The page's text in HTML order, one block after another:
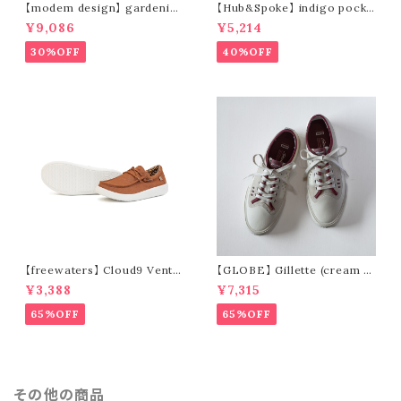
【modem design】 gardenin
g s/s shirt (sand)
¥9,086
30%OFF
【Hub&Spoke】 indigo pocke
t t-shirt (light indigo)
¥5,214
40%OFF
【freewaters】 Cloud9 Ventu
re - Lace Up (brown)
¥3,388
65%OFF
【GLOBE】 Gillette (cream /
pomegranate)
¥7,315
65%OFF
その他の商品